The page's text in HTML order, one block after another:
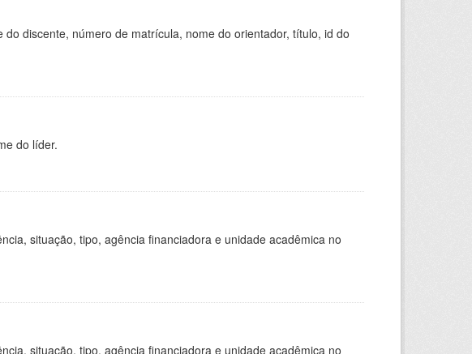
discente, número de matrícula, nome do orientador, título, id do
do líder.
situação, tipo, agência financiadora e unidade acadêmica no
situação, tipo, agência financiadora e unidade acadêmica no